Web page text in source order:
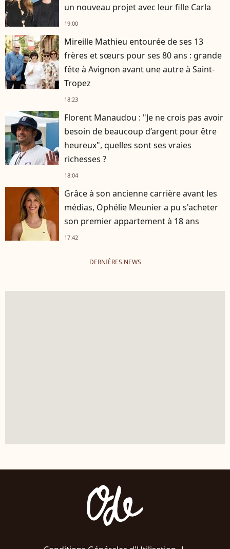
un nouveau projet avec leur fille Carla
19:00
Mireille Mathieu entourée de ses 13
frères et sœurs pour ses 80 ans : grande
fête à Avignon avant une autre à Saint-
Tropez
18:23
Florent Manaudou : "Je ne crois pas avoir
besoin de beaucoup d’argent pour être
heureux", quelles sont ses vraies
richesses ?
18:04
Grâce à son ancienne carrière avant les
médias, Ophélie Meunier a pu s'acheter
son premier appartement à 18 ans
17:42
DERNIÈRES NEWS